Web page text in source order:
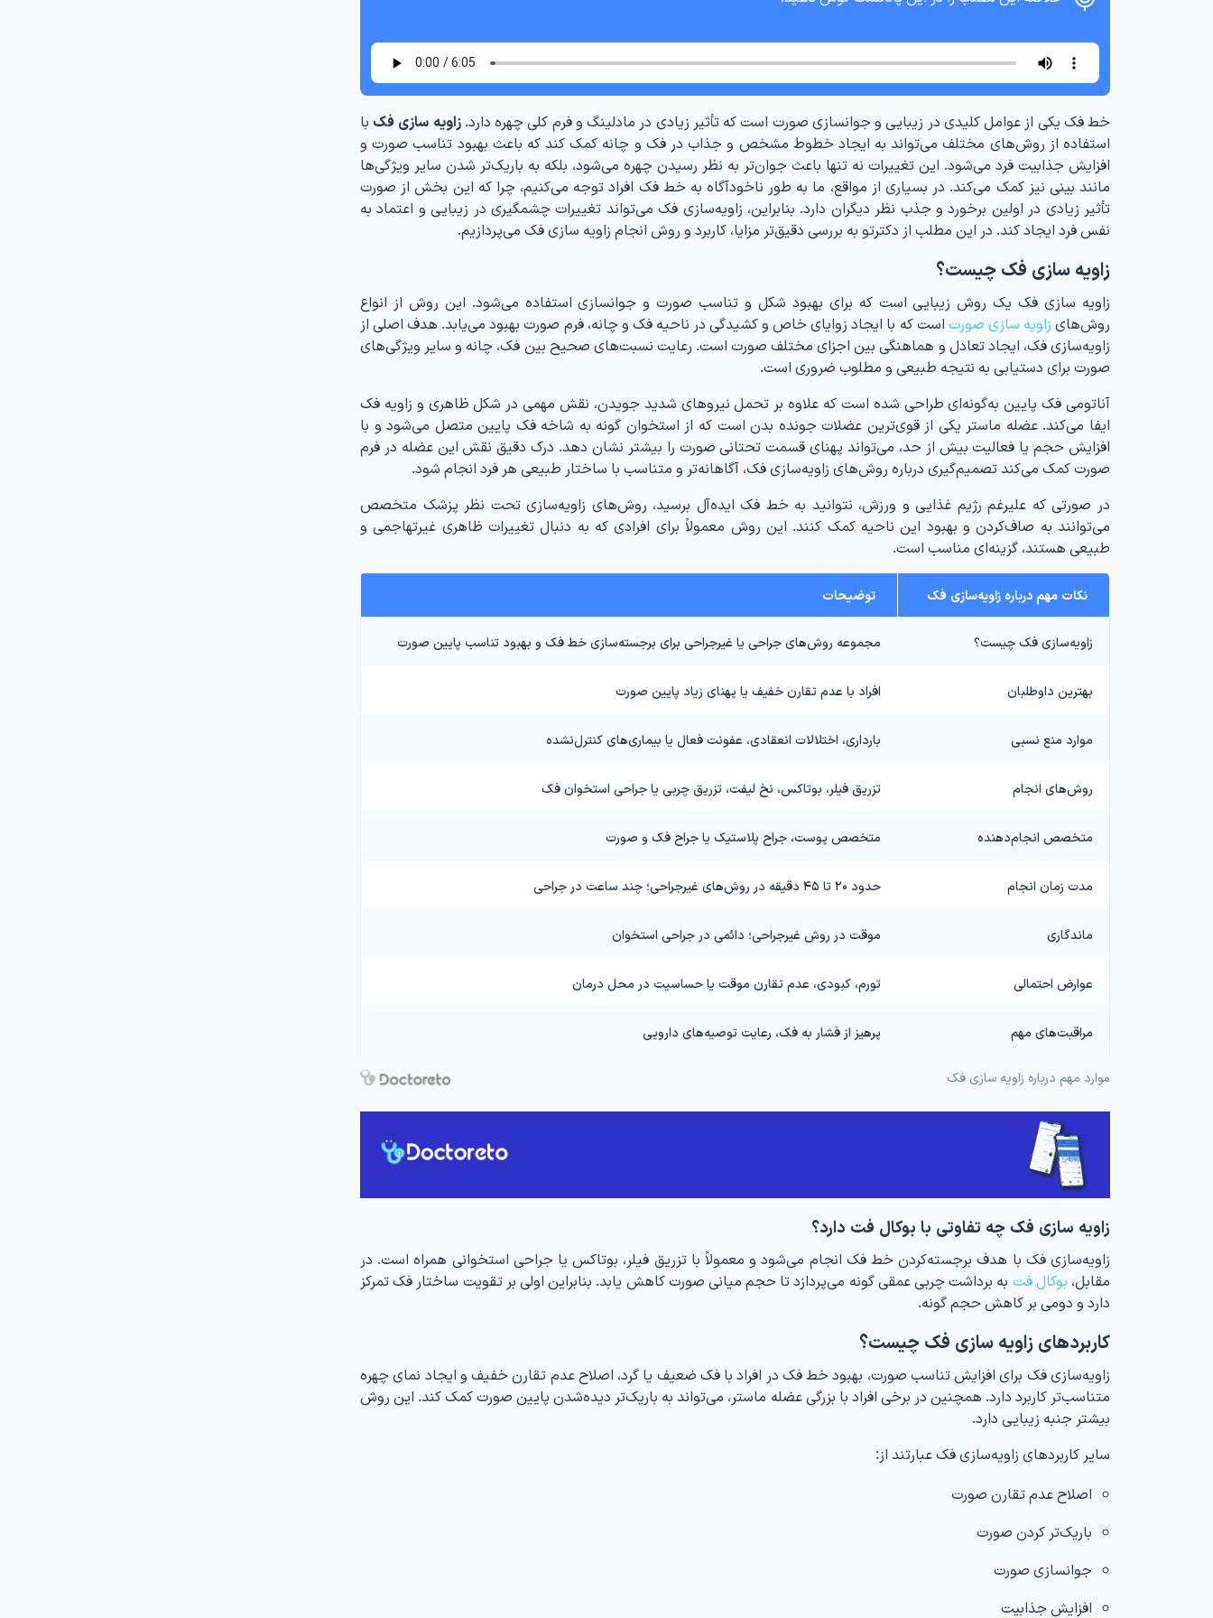
خط فک یکی از عوامل کلیدی در زیبایی و جوانسازی صورت است که تأثیر زیادی در مادلینگ و فرم کلی چهره دارد.زاویه‌ سازی فک با
استفاده از روش‌های مختلف می‌تواند به ایجاد خطوط مشخص و جذاب در فک و چانه کمک کند که باعث بهبود تناسب صورت و
افزایش جذابیت فرد می‌شود. این تغییرات نه تنها باعث جوان‌تر به نظر رسیدن چهره می‌شود، بلکه به باریک‌تر شدن سایر ویژگی‌ها
مانند بینی نیز کمک می‌کند. در بسیاری از مواقع، ما به طور ناخودآگاه به خط فک افراد توجه می‌کنیم، چرا که این بخش از صورت
تأثیر زیادی در اولین برخورد و جذب نظر دیگران دارد. بنابراین، زاویه‌سازی فک می‌تواند تغییرات چشمگیری در زیبایی و اعتماد به
نفس فرد ایجاد کند. در این مطلب از دکترتو به بررسی دقیق‌تر مزایا، کاربرد و روش انجام زاویه سازی فک می‌پردازیم.
زاویه سازی فک چیست؟
زاویه‌ سازی فک یک روش زیبایی است که برای بهبود شکل و تناسب صورت و جوانسازی استفاده می‌شود. این روش از انواع
روش‌های زاویه سازی صورت است که با ایجاد زوایای خاص و کشیدگی در ناحیه فک و چانه، فرم صورت بهبود می‌یابد. هدف اصلی از
زاویه‌سازی فک، ایجاد تعادل و هماهنگی بین اجزای مختلف صورت است. رعایت نسبت‌های صحیح بین فک، چانه و سایر ویژگی‌های
صورت برای دستیابی به نتیجه طبیعی و مطلوب ضروری است.
آناتومی فک پایین به‌گونه‌ای طراحی شده است که علاوه بر تحمل نیروهای شدید جویدن، نقش مهمی در شکل ظاهری و زاویه فک
ایفا می‌کند. عضله ماستر یکی از قوی‌ترین عضلات جونده بدن است که از استخوان گونه به شاخه فک پایین متصل می‌شود و با
افزایش حجم یا فعالیت بیش از حد، می‌تواند پهنای قسمت تحتانی صورت را بیشتر نشان دهد. درک دقیق نقش این عضله در فرم
صورت کمک می‌کند تصمیم‌گیری درباره روش‌های زاویه‌سازی فک، آگاهانه‌تر و متناسب با ساختار طبیعی هر فرد انجام شود.
در صورتی که علیرغم رژیم غذایی و ورزش، نتوانید به خط فک ایده‌آل برسید، روش‌های زاویه‌سازی تحت نظر پزشک متخصص
می‌توانند به صاف‌کردن و بهبود این ناحیه کمک کنند. این روش معمولاً برای افرادی که به دنبال تغییرات ظاهری غیرتهاجمی و
طبیعی هستند، گزینه‌ای مناسب است.
نکات مهم درباره زاویه‌سازی فک توضیحات
زاویه‌سازی فک چیست؟ مجموعه روش‌های جراحی یا غیرجراحی برای برجسته‌سازی خط فک و بهبود تناسب پایین صورت
بهترین داوطلبان افراد با عدم تقارن خفیف یا پهنای زیاد پایین صورت
موارد منع نسبی بارداری، اختلالات انعقادی، عفونت فعال یا بیماری‌های کنترل‌نشده
روش‌های انجام تزریق فیلر، بوتاکس، نخ لیفت، تزریق چربی یا جراحی استخوان فک
متخصص انجام‌دهنده متخصص پوست، جراح پلاستیک یا جراح فک و صورت
مدت زمان انجام حدود ۲۰ تا ۴۵ دقیقه در روش‌های غیرجراحی؛ چند ساعت در جراحی
ماندگاری موقت در روش غیرجراحی؛ دائمی در جراحی استخوان
عوارض احتمالی تورم، کبودی، عدم تقارن موقت یا حساسیت در محل درمان
مراقبت‌های مهم پرهیز از فشار به فک، رعایت توصیه‌های دارویی
موارد مهم درباره زاویه سازی فک
زاویه سازی فک چه تفاوتی با بوکال فت دارد؟
زاویه‌سازی فک با هدف برجسته‌کردن خط فک انجام می‌شود و معمولاً با تزریق فیلر، بوتاکس یا جراحی استخوانی همراه است. در
مقابل، بوکال فت به برداشت چربی عمقی گونه می‌پردازد تا حجم میانی صورت کاهش یابد. بنابراین اولی بر تقویت ساختار فک تمرکز
دارد و دومی بر کاهش حجم گونه.
کاربردهای زاویه سازی فک چیست؟
زاویه‌سازی فک برای افزایش تناسب صورت، بهبود خط فک در افراد با فک ضعیف یا گرد، اصلاح عدم تقارن خفیف و ایجاد نمای چهره
متناسب‌تر کاربرد دارد. همچنین در برخی افراد با بزرگی عضله ماستر، می‌تواند به باریک‌تر دیده‌شدن پایین صورت کمک کند. این روش
بیشتر جنبه زیبایی دارد.
سایر کاربردهای زاویه‌سازی فک عبارتند از:
اصلاح عدم تقارن صورت
باریک‌تر کردن صورت
جوانسازی صورت
افزایش جذابیت